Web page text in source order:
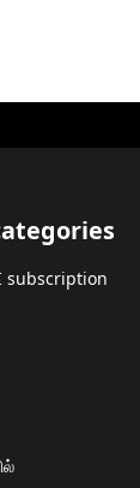
subscription